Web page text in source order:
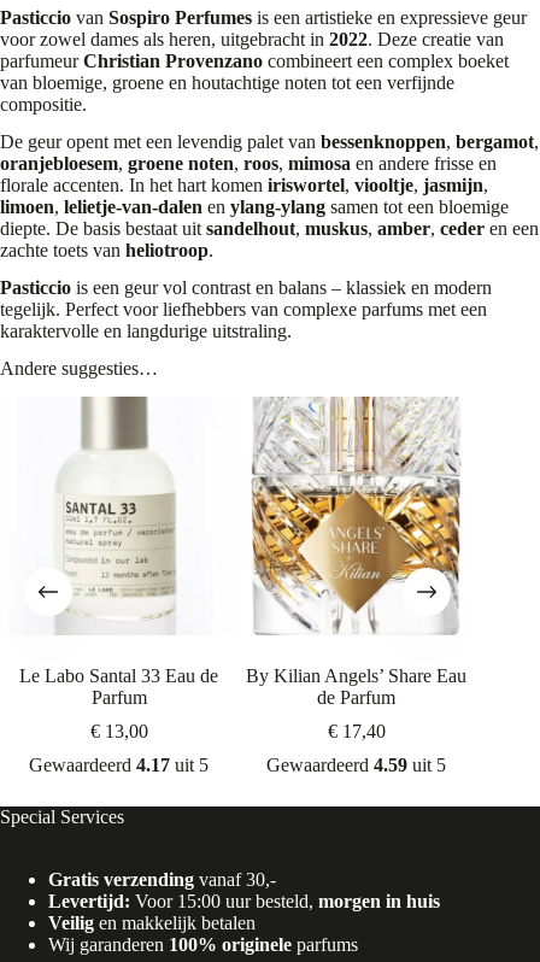
Pasticcio van Sospiro Perfumes is een artistieke en expressieve geur
voor zowel dames als heren, uitgebracht in 2022. Deze creatie van
parfumeurChristian Provenzano combineert een complex boeket
van bloemige, groene en houtachtige noten tot een verfijnde
compositie.
De geur opent met een levendig palet van bessenknoppen, bergamot,
oranjebloesem, groene noten, roos, mimosa en andere frisse en
florale accenten. In het hart komen iriswortel, viooltje, jasmijn,
limoen, lelietje-van-dalen en ylang-ylang samen tot een bloemige
diepte. De basis bestaat uit sandelhout, muskus, amber, ceder en een
zachte toets van heliotroop.
Pasticcio is een geur vol contrast en balans – klassiek en modern
tegelijk. Perfect voor liefhebbers van complexe parfums met een
karaktervolle en langdurige uitstraling.
Andere suggesties…
Le Labo Santal 33 Eau de
Parfum
€13,00
Gewaardeerd4.17 uit 5
By Kilian Angels’ Share Eau
de Parfum
€17,40
Gewaardeerd4.59 uit 5
Special Services
Gratis verzending vanaf 30,-
Levertijd: Voor 15:00 uur besteld, morgen in huis
Veilig en makkelijk betalen
Wij garanderen 100% originele parfums